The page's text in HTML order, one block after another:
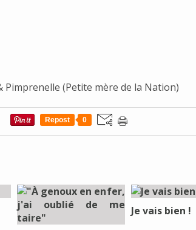
Pimprenelle (Petite mère de la Nation)
Repost 0
Je vais bien !